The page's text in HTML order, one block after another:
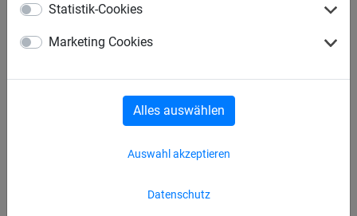
Statistik-Cookies
Marketing Cookies
Datenschutz
Auswahl akzeptieren
Alles auswählen
Seitenschutznetz aus PP, ca. 4
mm stark, Maschenweite 30
mm